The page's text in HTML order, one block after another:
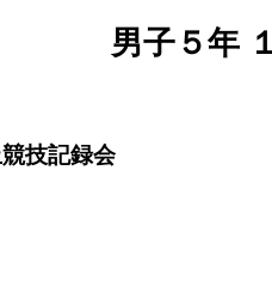
男子５年
技記録会